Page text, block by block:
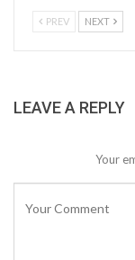
PREV NEXT
LEAVE A REPLY
Your